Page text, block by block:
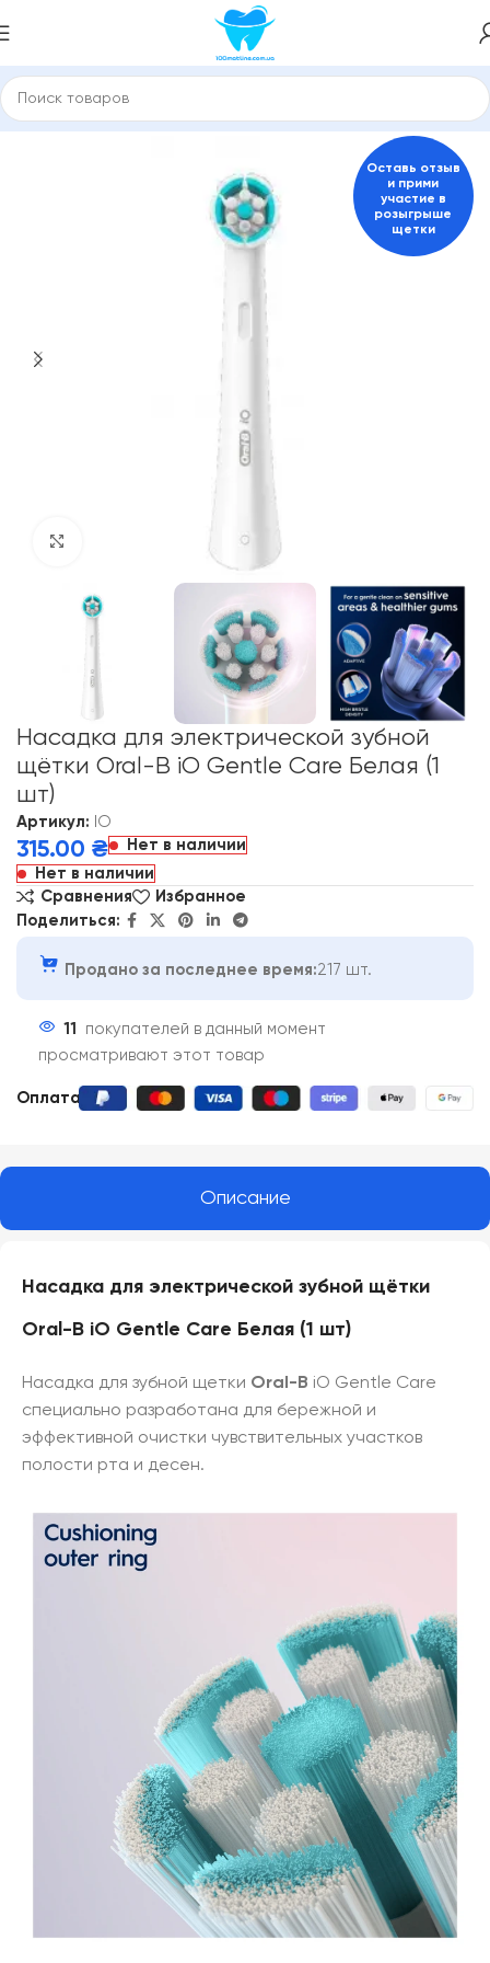
Главная Насадки для зубной щетки и ирригатора ORAL-B
Оставь отзыв
и прими
участие в
розыгрыше
щетки
Насадка для электрической зубной
щётки Oral-B iO Gentle Care Белая (1
шт)
Артикул: IO
315.00 ₴
Нет в наличии
Нет в наличии
Сравнения
Избранное
Поделиться:
Продано за последнее время:217 шт.
11
покупателей в данный момент
просматривают этот товар
Оплата:
Описание
Насадка для электрической зубной щётки
Oral-B iO Gentle Care Белая (1 шт)
Насадка для зубной щетки Oral-B iO Gentle Care
специально разработана для бережной и
эффективной очистки чувствительных участков
полости рта и десен.